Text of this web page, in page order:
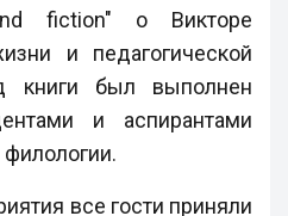
fiction" о Викторе
и педагогической
книги был выполнен
и аспирантами
все гости приняли